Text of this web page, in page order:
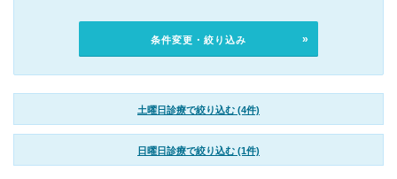
条件変更・絞り込み
土曜日診療で絞り込む (4件)
日曜日診療で絞り込む (1件)